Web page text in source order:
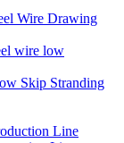
Wire Drawing
wire low
Skip Stranding
Line